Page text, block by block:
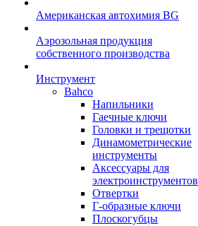
Американская автохимия BG
Аэрозольная продукция
собственного производства
Инструмент
Bahco
Напильники
Гаечные ключи
Головки и трещотки
Динамометрические
инструменты
Аксессуары для
электроинструментов
Отвертки
Г-образные ключи
Плоскогубцы